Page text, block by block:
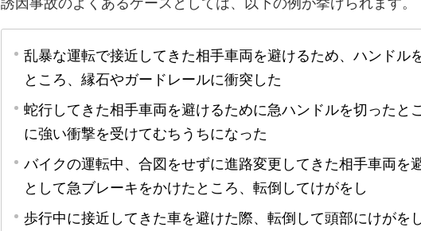
乱暴な運転で接近してきた相手車両を避けるため、ハンドル
ところ、縁石やガードレールに衝突した
蛇行してきた相手車両を避けるために急ハンドルを切ったと
に強い衝撃を受けてむちうちになった
バイクの運転中、合図をせずに進路変更してきた相手車両を
として急ブレーキをかけたところ、転倒してけがをし
歩行中に接近してきた車を避けた際、転倒して頭部にけがを